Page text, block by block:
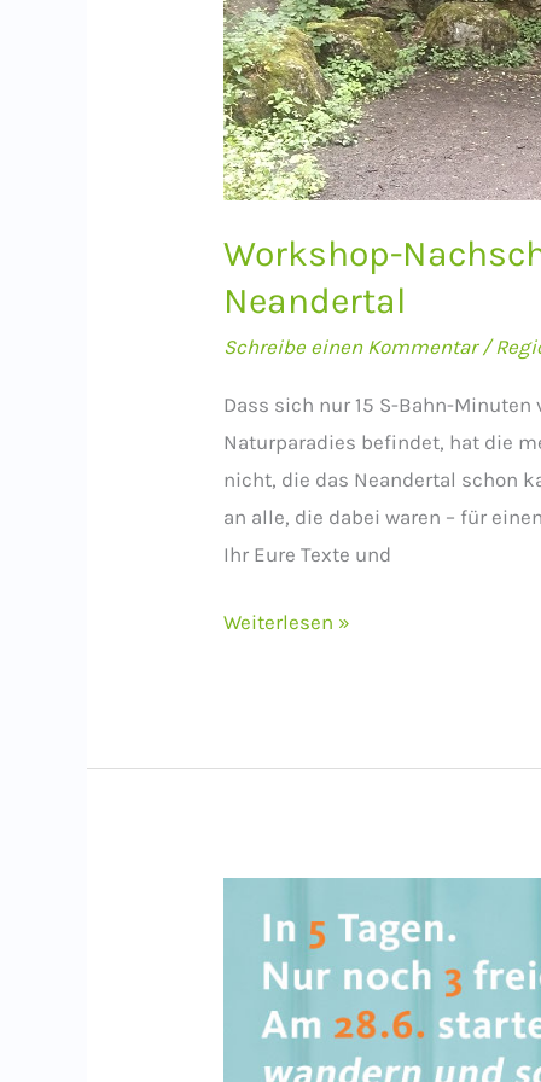
Workshop-
Neandertal
Schreibe einen Kommentar /
Dass sich nur 15 S-Bahn-
Naturparadies befindet, hat die
nicht, die das Neandertal schon
an alle, die dabei waren – für
Ihr Eure Texte und
Workshop-
im
Weiterlesen »